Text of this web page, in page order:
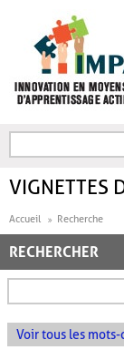
FORMULAIRE DE
VIGNETTES
Accueil Recherche
RECHERCHER
Voir tous les mots-